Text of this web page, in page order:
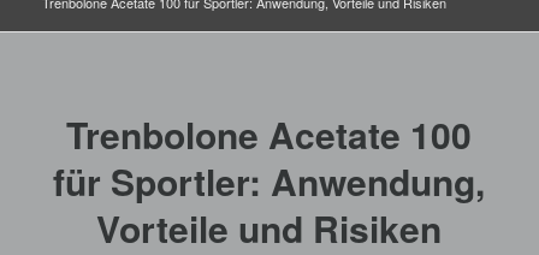
Trenbolone Acetate 100
für Sportler: Anwendung,
Vorteile und Risiken